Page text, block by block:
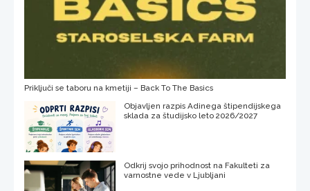
Priključi se taboru na kmetiji – Back To The Basics
Objavljen razpis Adinega štipendijskega
sklada za študijsko leto 2026/2027
Odkrij svojo prihodnost na Fakulteti za
varnostne vede v Ljubljani